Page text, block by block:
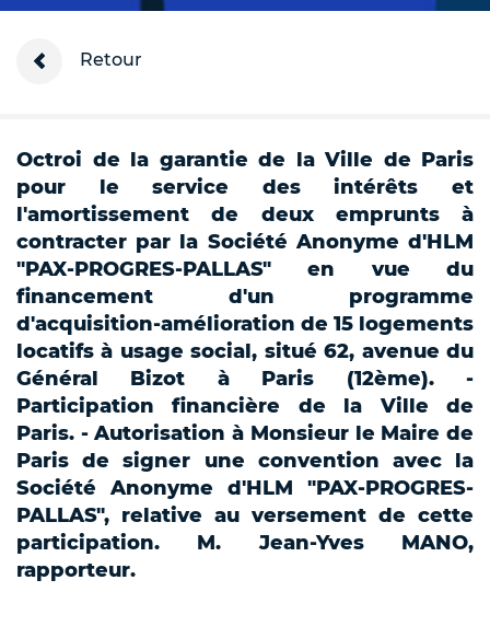
Retour
Octroi de la garantie de la Ville de Paris
pour le service des intérêts et
l'amortissement de deux emprunts à
contracter par la Société Anonyme d'HLM
"PAX-PROGRES-PALLAS" en vue du
financement d'un programme
d'acquisition-amélioration de 15 logements
locatifs à usage social, situé 62, avenue du
Général Bizot à Paris (12ème). -
Participation financière de la Ville de
Paris. - Autorisation à Monsieur le Maire de
Paris de signer une convention avec la
Société Anonyme d'HLM "PAX-PROGRES-
PALLAS", relative au versement de cette
participation. M. Jean-Yves MANO,
rapporteur.